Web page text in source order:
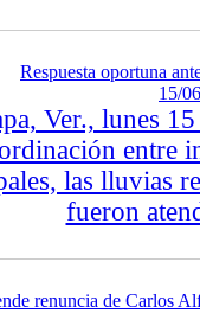
Respuesta oportuna
15/
Ver., lunes
entre
las lluvias
fueron
renuncia de Carlos